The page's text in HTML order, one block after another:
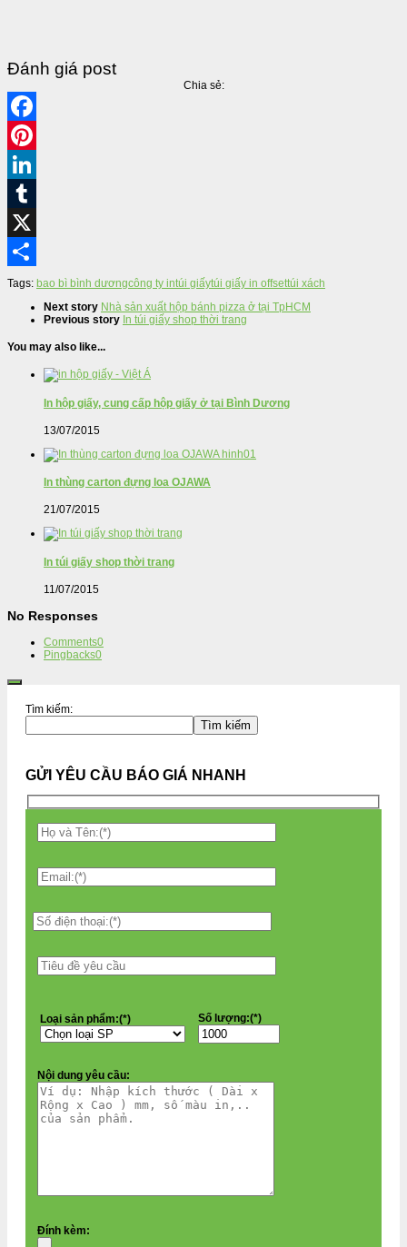
Đánh giá post
Chia sẻ:
Share
Tags: bao bì bình dươngcông ty intúi giấytúi giấy in offsettúi xách
Next story Nhà sản xuất hộp bánh pizza ở tại TpHCM
Previous story In túi giấy shop thời trang
You may also like...
In hộp giấy, cung cấp hộp giấy ở tại Bình Dương
13/07/2015
In thùng carton đựng loa OJAWA
21/07/2015
In túi giấy shop thời trang
11/07/2015
No Responses
Comments0
Pingbacks0
Tìm kiếm:
Tìm kiếm
GỬI YÊU CẦU BÁO GIÁ NHANH
Loại sản phẩm:(*) Số lượng:(*)
Nội dung yêu cầu:
Đính kèm: